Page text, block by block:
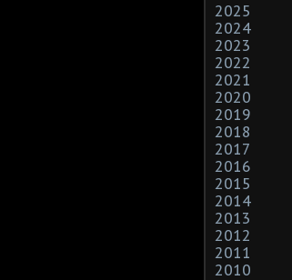
2025
2024
2023
2022
2021
2020
2019
2018
2017
2016
2015
2014
2013
2012
2011
2010